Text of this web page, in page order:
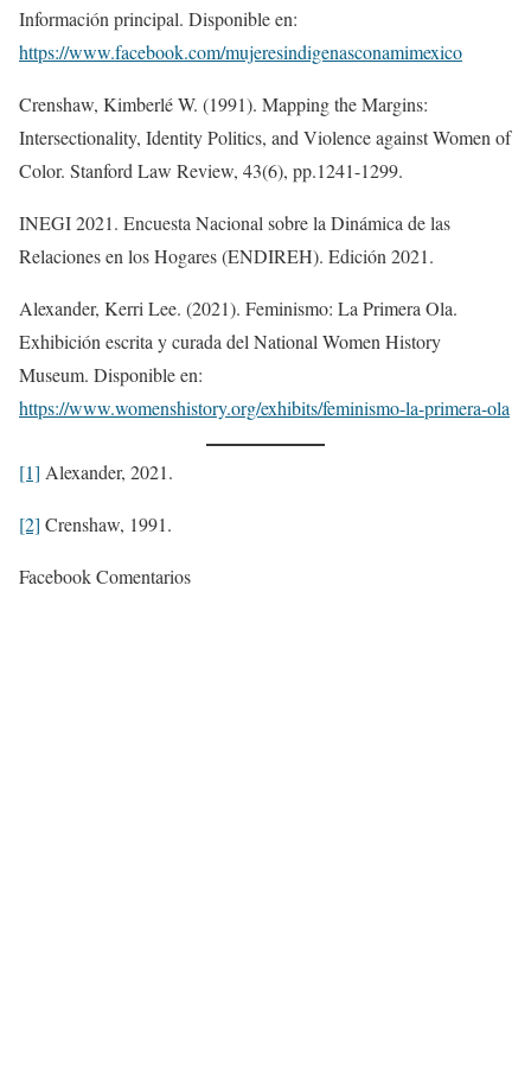
Información principal. Disponible en:
https://www.facebook.com/mujeresindigenasconamimexico
Crenshaw, Kimberlé W. (1991). Mapping the Margins:
Intersectionality, Identity Politics, and Violence against Women of
Color. Stanford Law Review, 43(6), pp.1241-1299.
INEGI 2021. Encuesta Nacional sobre la Dinámica de las
Relaciones en los Hogares (ENDIREH). Edición 2021.
Alexander, Kerri Lee. (2021). Feminismo: La Primera Ola.
Exhibición escrita y curada del National Women History
Museum. Disponible en:
https://www.womenshistory.org/exhibits/feminismo-la-primera-ola
[1] Alexander, 2021.
[2] Crenshaw, 1991.
Facebook Comentarios